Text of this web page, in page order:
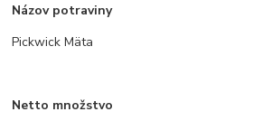
Názov potraviny
Pickwick Mäta
Netto množstvo